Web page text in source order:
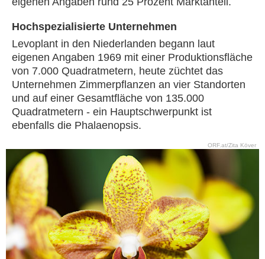
Hochspezialisierte Unternehmen
Levoplant in den Niederlanden begann laut
eigenen Angaben 1969 mit einer Produktionsfläche
von 7.000 Quadratmetern, heute züchtet das
Unternehmen Zimmerpflanzen an vier Standorten
und auf einer Gesamtfläche von 135.000
Quadratmetern - ein Hauptschwerpunkt ist
ebenfalls die Phalaenopsis.
ORF.at/Zita Köver